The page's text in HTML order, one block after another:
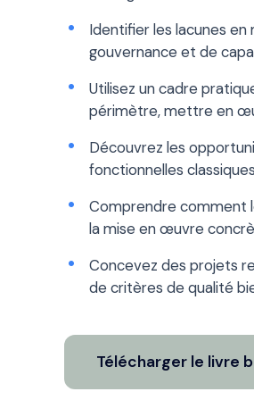
Identifier les lacunes
gouvernance et de
Utilisez un cadre
périmètre, mettre en
Découvrez les
fonctionnelles
Comprendre comment
la mise en œuvre
Concevez des projets
de critères de qualité
Télécharger le livre